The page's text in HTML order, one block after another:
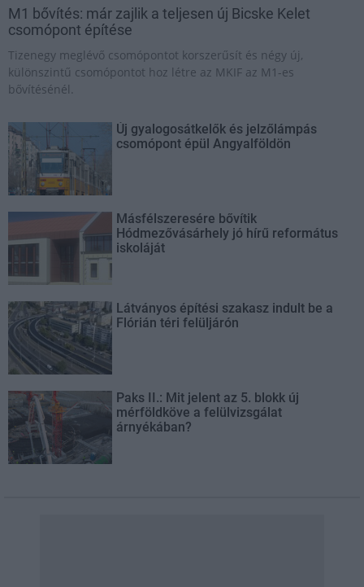
M1 bővítés: már zajlik a teljesen új Bicske Kelet
csomópont építése
Tizenegy meglévő csomópontot korszerűsít és négy új,
különszintű csomópontot hoz létre az MKIF az M1-es
bővítésénél.
Új gyalogosátkelők és jelzőlámpás
csomópont épül Angyalföldön
Másfélszeresére bővítik
Hódmezővásárhely jó hírű református
iskoláját
Látványos építési szakasz indult be a
Flórián téri felüljárón
Paks II.: Mit jelent az 5. blokk új
mérföldköve a felülvizsgálat
árnyékában?